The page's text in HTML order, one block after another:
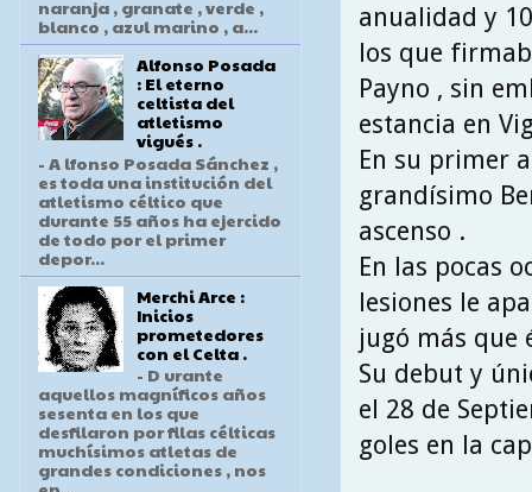
anualidad y
los que
Payno , sin
estancia en
En su primer
grandísimo
ascenso .
En las pocas
lesiones le
jugó más que
Su debut y
el 28 de
goles en la
naranja , granate , verde ,
blanco , azul marino , a...
Alfonso Posada
: El eterno
celtista del
atletismo
vigués .
- A lfonso Posada Sánchez ,
es toda una institución del
atletismo céltico que
durante 55 años ha ejercido
de todo por el primer
depor...
Merchi Arce :
Inicios
prometedores
con el Celta .
- D urante
aquellos magníficos años
sesenta en los que
desfilaron por filas célticas
muchísimos atletas de
grandes condiciones , nos